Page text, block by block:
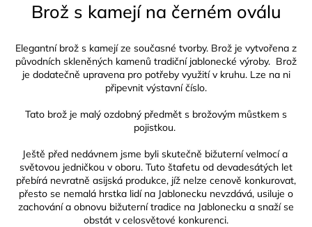
Brož s kamejí na černém oválu
Elegantní brož s kamejí ze současné tvorby. Brož je vytvořena z
původních skleněných kamenů tradiční jablonecké výroby. Brož
je dodatečně upravena pro potřeby využití v kruhu. Lze na ni
připevnit výstavní číslo.
Tato brož je malý ozdobný předmět s brožovým můstkem s
pojistkou.
Ještě před nedávnem jsme byli skutečně bižuterní velmocí a
světovou jedničkou v oboru. Tuto štafetu od devadesátých let
přebírá nevratně asijská produkce, jíž nelze cenově konkurovat,
přesto se nemalá hrstka lidí na Jablonecku nevzdává, usiluje o
zachování a obnovu bižuterní tradice na Jablonecku a snaží se
obstát v celosvětové konkurenci.